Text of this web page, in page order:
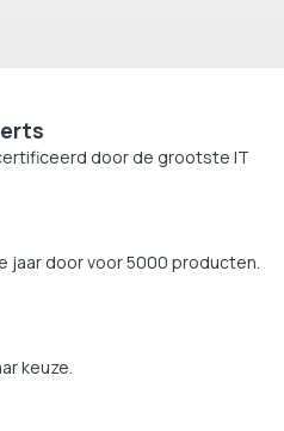
door de grootste IT
jaar door voor 5000 producten.
keuze.